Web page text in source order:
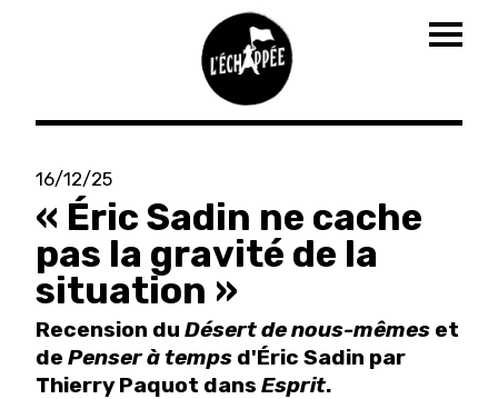
Aller
contenu
principal
16/12/25
« Éric Sadin ne cache
pas la gravité de la
situation »
Recension du Désert de nous-mêmes et
de Penser à temps d'Éric Sadin par
Thierry Paquot dans Esprit.